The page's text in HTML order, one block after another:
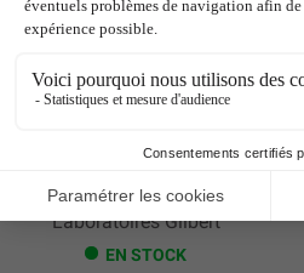
Eau Oxygénée
Laboratoires Gilbert
EN STOCK